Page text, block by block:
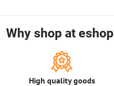
Why shop at
High quality goods